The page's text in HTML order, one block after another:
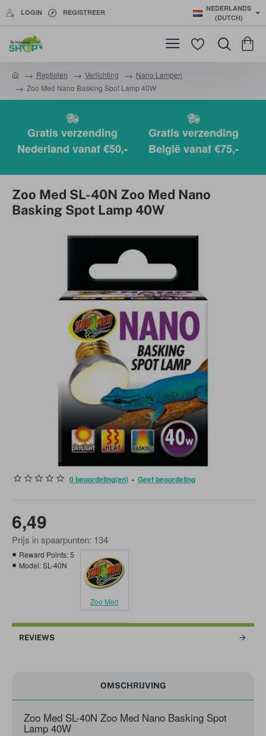
LOGIN REGISTREER
NEDERLANDS
(DUTCH)
Reptielen Verlichting
Nano Lampen
Zoo Med Nano Basking Spot Lamp 40W
Gratis verzending
Nederland vanaf €50,-
Gratis verzending
België vanaf €75,-
Zoo Med SL-40N Zoo Med Nano
Basking Spot Lamp 40W
0 beoordeling(en) - Geef beoordeling
6,49
Prijs in spaarpunten: 134
Reward Points:5
Model:SL-40N
Zoo Med
REVIEWS
OMSCHRIJVING
Zoo Med SL-40N Zoo Med Nano Basking Spot
Lamp 40W